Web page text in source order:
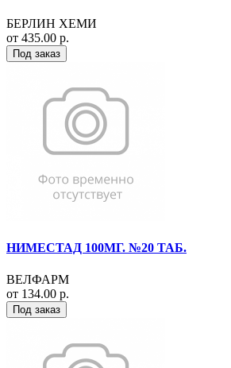
БЕРЛИН ХЕМИ
от 435.00 р.
Под заказ
НИМЕСТАД 100МГ. №20 ТАБ.
ВЕЛФАРМ
от 134.00 р.
Под заказ